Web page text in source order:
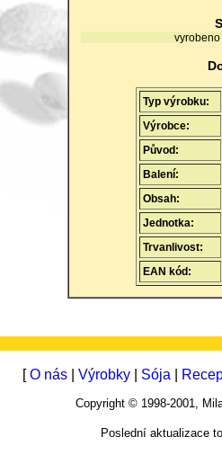
Typ výrobku:
Výrobce:
Původ:
Balení:
Obsah:
Jednotka:
Trvanlivost:
EAN kód:
[O nás Výrobky Sója
Copyright © 1998-2001,
Poslední aktualizace